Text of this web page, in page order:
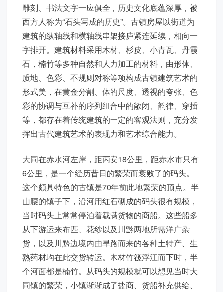
雕刻、书法文字一应俱全，历史文化底蕴深厚，被
西方人称为“石头写成的历史”。古镇房屋以街道为
建筑的纵轴线和横轴线串架接庐紧连延续，相向一
字排开。建筑材料采用木材、杉皮、小青瓦、丹霞
石，楠竹等多种自然和人力加工的材料，由形体、
质地、色彩、不规则对称等项构成古镇建筑艺术的
形式美，在黄金分割、体的尺度、透视的夸张、色
彩的协调与互补的序列组合中的敞闭、韵律、穿插
等，都存在着传统建筑的一定的客观法则，充分发
挥出古代建筑艺术的表现力和艺术综合能力。
大同在赤水河左岸，距丙安18公里，距赤水市只有
6公里，是一个经历昔日的繁荣而衰败了的码头。
这个颇具特色的古镇是70年前此地繁荣的顶点。半
山腰的镇子下，沿河用红石砌成的码头很有规模，
当时码头上常常停泊着载满货物的商船。这些船多
从下游运来布匹、花纱以及川黔两地所需洋广杂
货，以及川黔边境内由旱路而来的各种土特产、生
熟药材均在此交货转运。木材竹筏浮江而下时，半
个河面都是楠竹。从码头的规模就可以想见当时大
同镇的繁荣，小镇渐渐成了盐商、货船补充供给、